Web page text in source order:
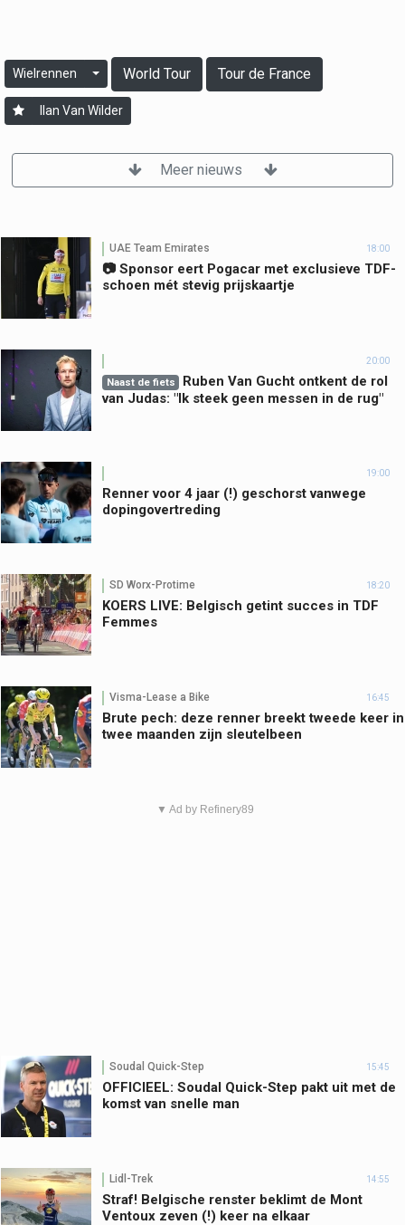
Wielrennen World Tour Tour de France
Ilan Van Wilder
Meer nieuws
UAE Team Emirates 18:00
📷 Sponsor eert Pogacar met exclusieve TDF-
schoen mét stevig prijskaartje
20:00
Naast de fiets
Ruben Van Gucht ontkent de rol
van Judas: "Ik steek geen messen in de rug"
19:00
Renner voor 4 jaar (!) geschorst vanwege
dopingovertreding
SD Worx-Protime 18:20
KOERS LIVE: Belgisch getint succes in TDF
Femmes
Visma-Lease a Bike 16:45
Brute pech: deze renner breekt tweede keer in
twee maanden zijn sleutelbeen
▼ Ad by Refinery89
Soudal Quick-Step 15:45
OFFICIEEL: Soudal Quick-Step pakt uit met de
komst van snelle man
Lidl-Trek 14:55
Straf! Belgische renster beklimt de Mont
Ventoux zeven (!) keer na elkaar